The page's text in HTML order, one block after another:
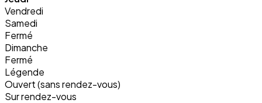
Vendredi
Samedi
Fermé
Dimanche
Fermé
Légende
Ouvert (sans rendez-vous)
Sur rendez-vous